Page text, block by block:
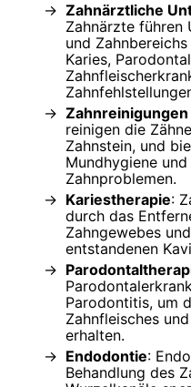
Zahnärztliche
Zahnärzte führen
und
Karies,
reinigen die
Zahnstein, und
Mundhygiene
Zahnproblemen.
Kariestherapie:
durch das
Zahngewebes
entstandenen
Parodontitis, um
Zahnfleisches
erhalten.
Endodontie:
Behandlung des